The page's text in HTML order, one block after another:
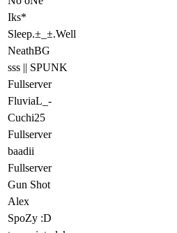
Iks*
Sleep.±_±.Well
NeathBG
sss || SPUNK
Fullserver
FluviaL_-
Cuchi25
Fullserver
baadii
Fullserver
Gun Shot
Alex
SpoZy :D